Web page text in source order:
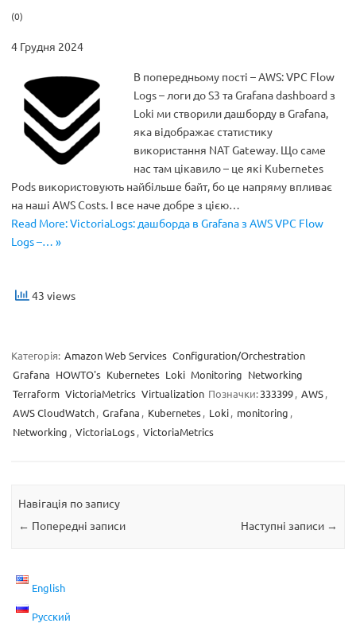
(0)
4 Грудня 2024
В попередньому пості – AWS: VPC Flow
Logs – логи до S3 та Grafana dashboard з
Loki ми створили дашборду в Grafana,
яка відображає статистику
використання NAT Gateway. Що саме
нас там цікавило – це які Kubernetes
Pods використовують найбільше байт, бо це напряму впливає
на наші AWS Costs. І все наче добре з цією…
Read More: VictoriaLogs: дашборда в Grafana з AWS VPC Flow
Logs –… »
43 views
Категорія: Amazon Web Services Configuration/Orchestration
Grafana HOWTO's Kubernetes Loki Monitoring Networking
Terraform VictoriaMetrics Virtualization Позначки:333399, AWS,
AWS CloudWatch, Grafana , Kubernetes, Loki, monitoring ,
Networking , VictoriaLogs, VictoriaMetrics
Навігація по запису
← Попередні записи Наступні записи →
English
Русский